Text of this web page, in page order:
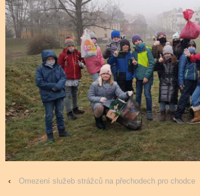
‹
Omezení služeb strážců na přechodech pro chodce